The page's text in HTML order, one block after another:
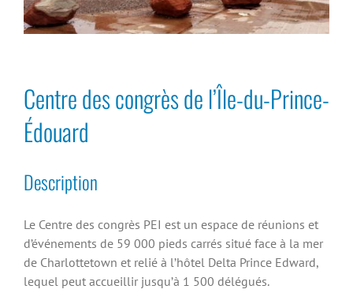
Centre des congrès de l’Île-du-Prince-
Édouard
Description
Le Centre des congrès PEI est un espace de réunions et
d’événements de 59 000 pieds carrés situé face à la mer
de Charlottetown et relié à l’hôtel Delta Prince Edward,
lequel peut accueillir jusqu’à 1 500 délégués.